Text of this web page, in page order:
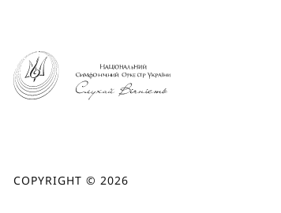
COPYRIGHT © 2026